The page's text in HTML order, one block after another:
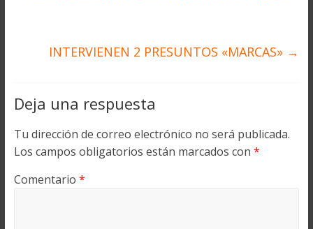
INTERVIENEN 2 PRESUNTOS «MARCAS» →
Deja una respuesta
Tu dirección de correo electrónico no será publicada.
Los campos obligatorios están marcados con *
Comentario *